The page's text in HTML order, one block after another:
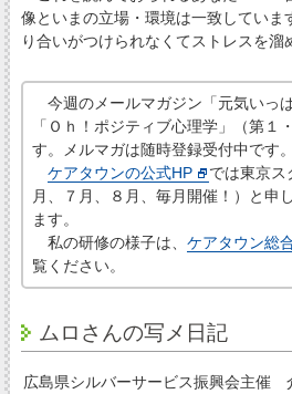
像といまの立場・環境は一致していま
り合いがつけられなくてストレスを溜
今週のメールマガジン「元気いっ
「Ｏｈ！ポジティブ心理学」（第１
す。メルマガは随時登録受付中です。
ケアタウンの公式HP
では東京ス
月、７月、８月、毎月開催！）と申
ます。
私の研修の様子は、 ケアタウン総
覧ください。
ムロさんの写メ日記
広島県シルバーサービス振興会主催